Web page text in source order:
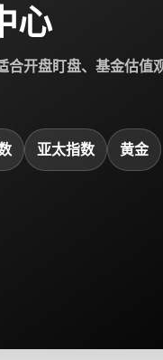
心
合开盘盯盘、基金估值
亚太指数 黄金